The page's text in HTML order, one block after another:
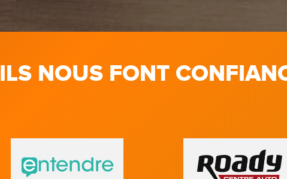
ILS NOUS FONT